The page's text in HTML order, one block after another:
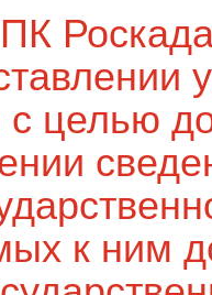
целью
к ним